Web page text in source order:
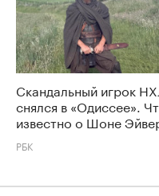
Скандальный игрок
снялся в «Одиссее».
известно о Шоне
РБК